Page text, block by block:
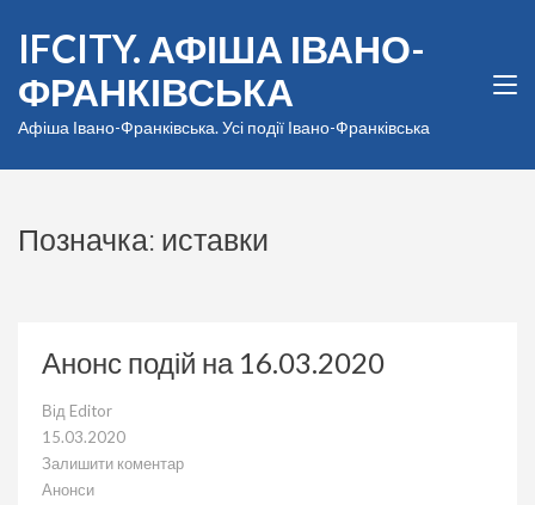
вмісту
(натисніть
Enter)
IFCITY. АФІША ІВАНО-
ФРАНКІВСЬКА
Афіша Івано-Франківська. Усі події Івано-Франківська
Позначка: иставки
Анонс подій на 16.03.2020
Від Editor
15.03.2020
Залишити коментар
до
Анонси